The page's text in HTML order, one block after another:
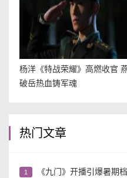
杨洋《特战荣耀》高燃收官
破岳热血铸军魂
热门文章
1
《九门》开播引爆暑期